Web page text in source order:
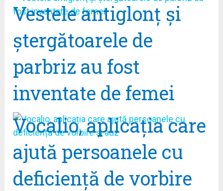
Vestele antiglonţ şi
ştergătoarele de
parbriz au fost
inventate de femei
Vocalio, aplicația care
ajută persoanele cu
deficiență de vorbire